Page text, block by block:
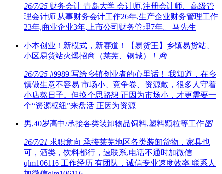
26/7/25 财务会计 青岛大学 会计师,注册会计师、高级管
理会计师 从事财务会计工作26年,生产企业财务管理工作
23年,商业企业3年,上市公司财务管理7年。 马先生
小本创业！新模式，新赛道！【易货王】乡镇易货站、
小区易货站火爆招商（莱芜、钢城）！ 商
26/7/25 #9989 写给乡镇创业者的心里话！ 我知道，在乡
镇做生意不容易 市场小、竞争卷、资源散，很多人守着
小店熬日子。但换个思路想 正因为市场小，才更需要一
个“资源枢纽”来盘活 正因为资源
男,40岁高中/承接各类装卸物品饲料,塑料颗粒等工作图
26/7/21 求职意向 承接莱芜地区各类装卸货物，家具也
可，酒类，饮料都行，速联系,电话不通时加微信
qlm106116 工作经历 有团队，诚信专业速度效率 联系人